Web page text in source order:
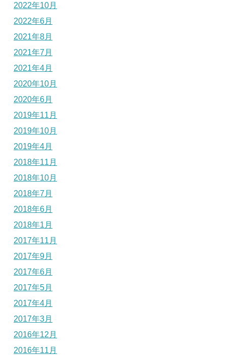
2022年10月
2022年6月
2021年8月
2021年7月
2021年4月
2020年10月
2020年6月
2019年11月
2019年10月
2019年4月
2018年11月
2018年10月
2018年7月
2018年6月
2018年1月
2017年11月
2017年9月
2017年6月
2017年5月
2017年4月
2017年3月
2016年12月
2016年11月